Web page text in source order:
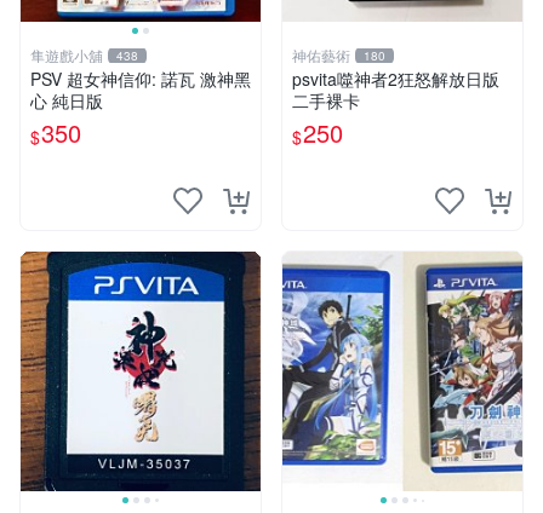
隼遊戲小舖 438
PSV 超女神信仰: 諾瓦 激神黑
心 純日版
$350
神佑藝術 180
psvita噬神者2狂怒解放日版
二手裸卡
$250